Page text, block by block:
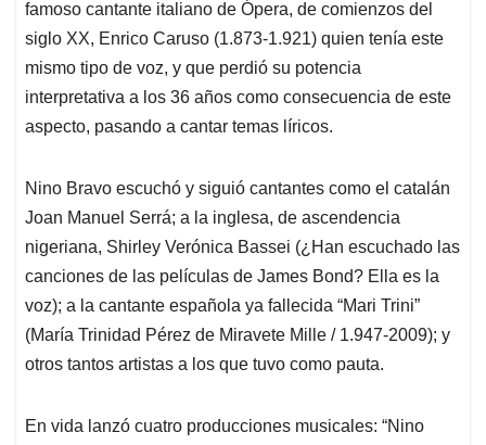
famoso cantante italiano de Ópera, de comienzos del
siglo XX, Enrico Caruso (1.873-1.921) quien tenía este
mismo tipo de voz, y que perdió su potencia
interpretativa a los 36 años como consecuencia de este
aspecto, pasando a cantar temas líricos.
Nino Bravo escuchó y siguió cantantes como el catalán
Joan Manuel Serrá; a la inglesa, de ascendencia
nigeriana, Shirley Verónica Bassei (¿Han escuchado las
canciones de las películas de James Bond? Ella es la
voz); a la cantante española ya fallecida “Mari Trini”
(María Trinidad Pérez de Miravete Mille / 1.947-2009); y
otros tantos artistas a los que tuvo como pauta.
En vida lanzó cuatro producciones musicales: “Nino